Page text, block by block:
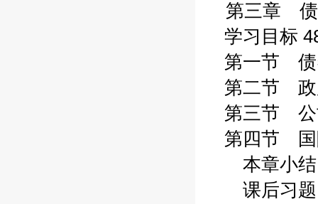
第三章 债
学习目标
第一节 债
第二节 政
第三节 公
第四节 国
本章小结
课后习题